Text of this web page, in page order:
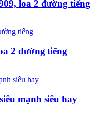
loa 2 đường tiếng
2 đường tiếng
mạnh siêu hay